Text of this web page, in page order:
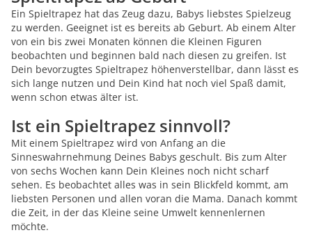
Ein Spieltrapez hat das Zeug dazu, Babys liebstes Spielzeug
zu werden. Geeignet ist es bereits ab Geburt. Ab einem Alter
von ein bis zwei Monaten können die Kleinen Figuren
beobachten und beginnen bald nach diesen zu greifen. Ist
Dein bevorzugtes Spieltrapez höhenverstellbar, dann lässt es
sich lange nutzen und Dein Kind hat noch viel Spaß damit,
wenn schon etwas älter ist.
Ist ein Spieltrapez sinnvoll?
Mit einem Spieltrapez wird von Anfang an die
Sinneswahrnehmung Deines Babys geschult. Bis zum Alter
von sechs Wochen kann Dein Kleines noch nicht scharf
sehen. Es beobachtet alles was in sein Blickfeld kommt, am
liebsten Personen und allen voran die Mama. Danach kommt
die Zeit, in der das Kleine seine Umwelt kennenlernen
möchte.